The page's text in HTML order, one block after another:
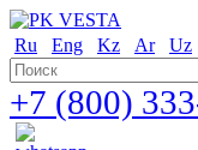
Ru Eng Kz Ar Uz
+7 (800)